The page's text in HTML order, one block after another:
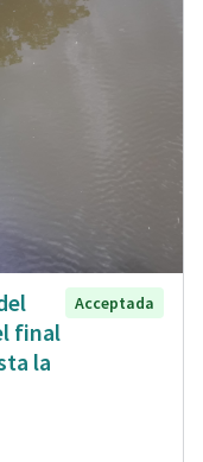
final
la
Acceptada